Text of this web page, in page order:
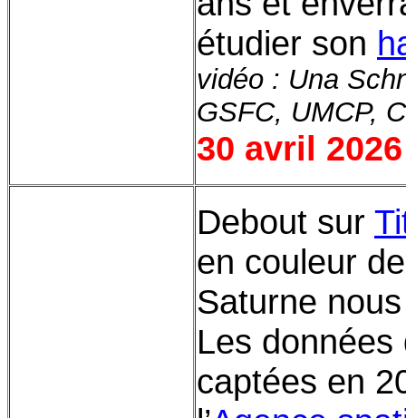
étudier son
vidéo : Una
GSFC, UMCP,
30 avril 2026
Debout sur
en couleur
Saturne
Les
captées en